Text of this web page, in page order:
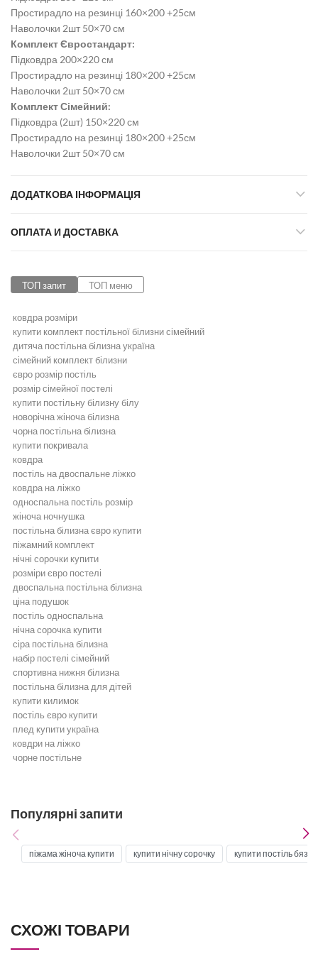
Простирадло на резинці 160×200 +25см
Наволочки 2шт 50×70 см
Комплект Євростандарт:
Підковдра 200×220 см
Простирадло на резинці 180×200 +25см
Наволочки 2шт 50×70 см
Комплект Сімейний:
Підковдра (2шт) 150×220 см
Простирадло на резинці 180×200 +25см
Наволочки 2шт 50×70 см
ДОДАТКОВА ІНФОРМАЦІЯ
ОПЛАТА И ДОСТАВКА
ТОП запит ТОП меню
ковдра розміри
купити комплект постільної білизни сімейний
дитяча постільна білизна україна
сімейний комплект білизни
євро розмір постіль
розмір сімейної постелі
купити постільну білизну білу
новорічна жіноча білизна
чорна постільна білизна
купити покривала
ковдра
постіль на двоспальне ліжко
ковдра на ліжко
односпальна постіль розмір
жіноча ночнушка
постільна білизна євро купити
піжамний комплект
нічні сорочки купити
розміри євро постелі
двоспальна постільна білизна
ціна подушок
постіль односпальна
нічна сорочка купити
сіра постільна білизна
набір постелі сімейний
спортивна нижня білизна
постільна білизна для дітей
купити килимок
постіль євро купити
плед купити україна
ковдри на ліжко
чорне постільне
Бірюзова постільна білизна
Бордова постільна білизна
Блакитна постільна білизна
Постільна білизна жовта
Постільна білизна мʼятна
Популярні запити
піжама жіноча купити купити нічну сорочку купити постіль бязь
СХОЖІ ТОВАРИ